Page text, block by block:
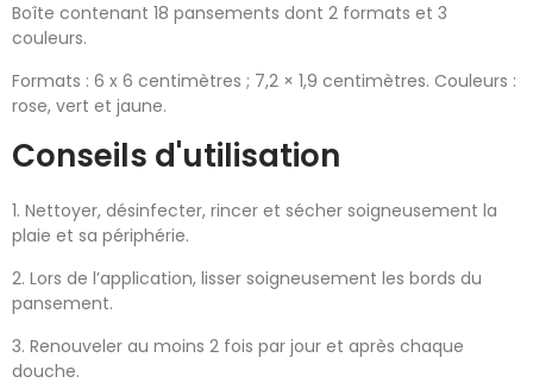
Boîte contenant 18 pansements dont 2 formats et 3
couleurs.
Formats : 6 x 6 centimètres ; 7,2 × 1,9 centimètres. Couleurs :
rose, vert et jaune.
Conseils d'utilisation
1. Nettoyer, désinfecter, rincer et sécher soigneusement la
plaie et sa périphérie.
2. Lors de l’application, lisser soigneusement les bords du
pansement.
3. Renouveler au moins 2 fois par jour et après chaque
douche.